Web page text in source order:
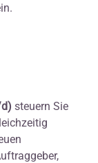
steuern Sie